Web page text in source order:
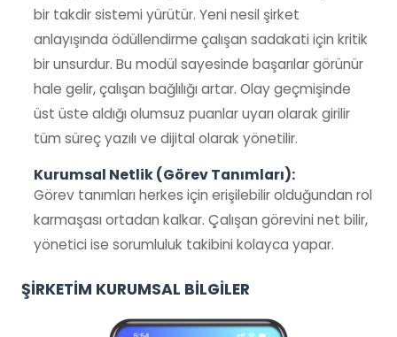
bir takdir sistemi yürütür. Yeni nesil şirket
anlayışında ödüllendirme çalışan sadakati için kritik
bir unsurdur. Bu modül sayesinde başarılar görünür
hale gelir, çalışan bağlılığı artar. Olay geçmişinde
üst üste aldığı olumsuz puanlar uyarı olarak girilir
tüm süreç yazılı ve dijital olarak yönetilir.
Kurumsal Netlik (Görev Tanımları):
Görev tanımları herkes için erişilebilir olduğundan rol
karmaşası ortadan kalkar. Çalışan görevini net bilir,
yönetici ise sorumluluk takibini kolayca yapar.
ŞİRKETİM KURUMSAL BİLGİLER